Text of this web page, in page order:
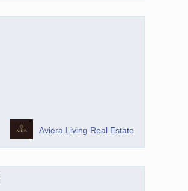
Aviera Living Real Estate